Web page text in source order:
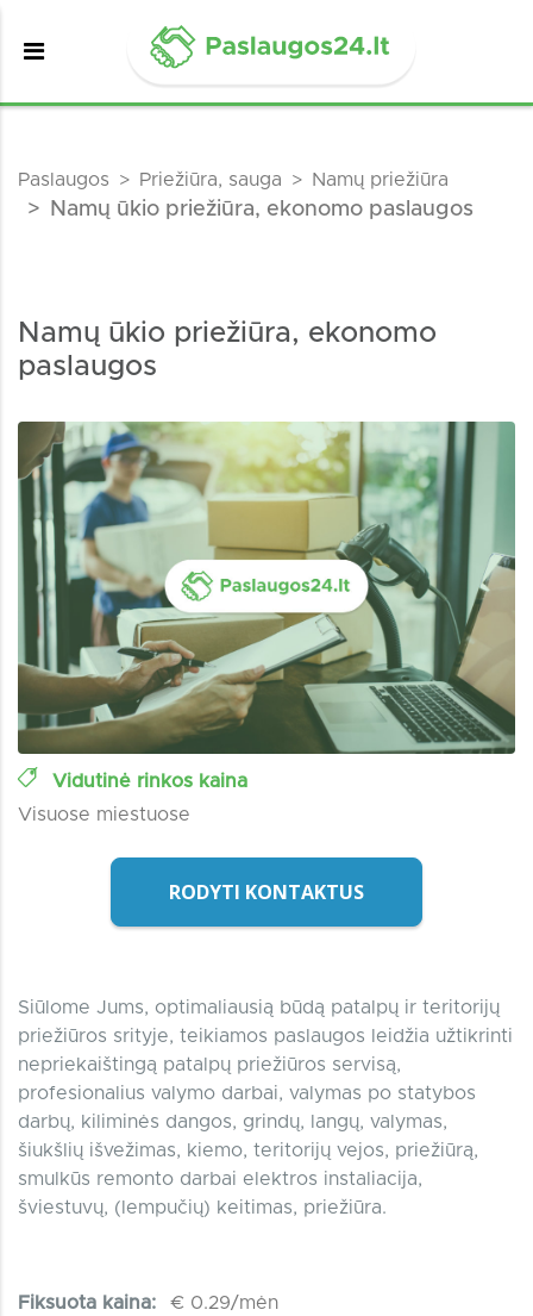
Paslaugos Priežiūra, sauga Namų priežiūra
Namų ūkio priežiūra, ekonomo paslaugos
Namų ūkio priežiūra, ekonomo
paslaugos
Vidutinė rinkos kaina
Visuose miestuose
RODYTI KONTAKTUS
Siūlome Jums, optimaliausią būdą patalpų ir teritorijų
priežiūros srityje, teikiamos paslaugos leidžia užtikrinti
nepriekaištingą patalpų priežiūros servisą,
profesionalius valymo darbai, valymas po statybos
darbų, kiliminės dangos, grindų, langų, valymas,
šiukšlių išvežimas, kiemo, teritorijų vejos, priežiūrą,
smulkūs remonto darbai elektros instaliacija,
šviestuvų, (lempučių) keitimas, priežiūra.
Fiksuota kaina: € 0.29/mėn